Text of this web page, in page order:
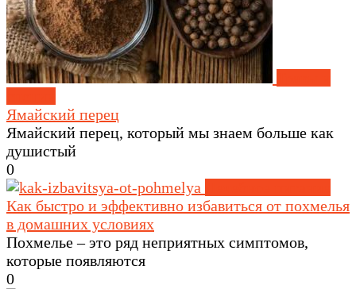
Ямайский перец
Ямайский перец, который мы знаем больше как
душистый
0
Как быстро и эффективно избавиться от похмелья
в домашних условиях
Похмелье – это ряд неприятных симптомов,
которые появляются
0